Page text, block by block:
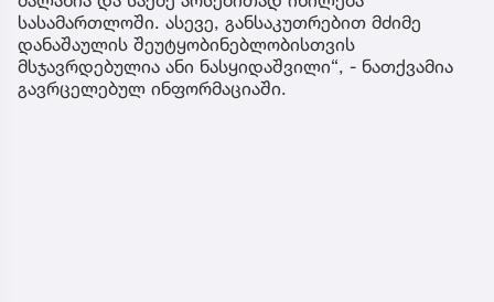
სასამართლოში. ასევე, განსაკუთრებით მძიმე
დანაშაულის შეუტყობინებლობისთვის
მსჯავრდებულია ანი ნასყიდაშვილი“, - ნათქვამია
გავრცელებულ ინფორმაციაში.